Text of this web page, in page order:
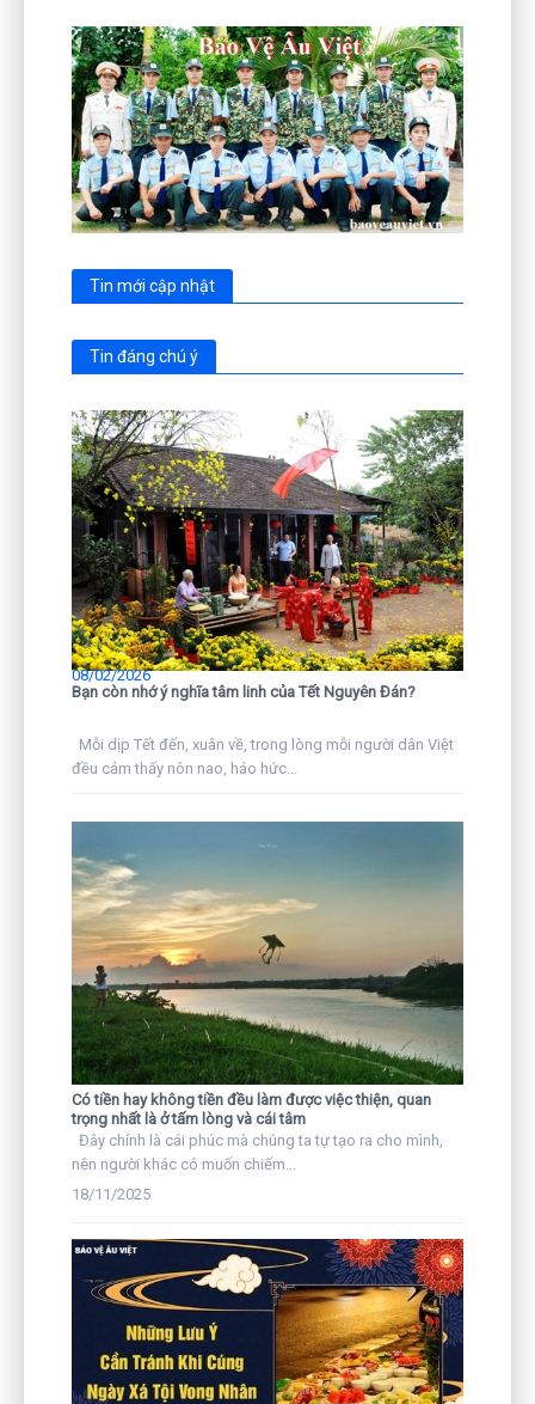
Tin mới cập nhật
Tin đáng chú ý
Bạn còn nhớ ý nghĩa tâm linh của Tết Nguyên Đán?
08/02/2026
Mỗi dịp Tết đến, xuân về, trong lòng mỗi người dân Việt
đều cảm thấy nôn nao, háo hức...
Có tiền hay không tiền đều làm được việc thiện, quan
trọng nhất là ở tấm lòng và cái tâm
Đây chính là cái phúc mà chúng ta tự tạo ra cho mình,
nên người khác có muốn chiếm...
18/11/2025